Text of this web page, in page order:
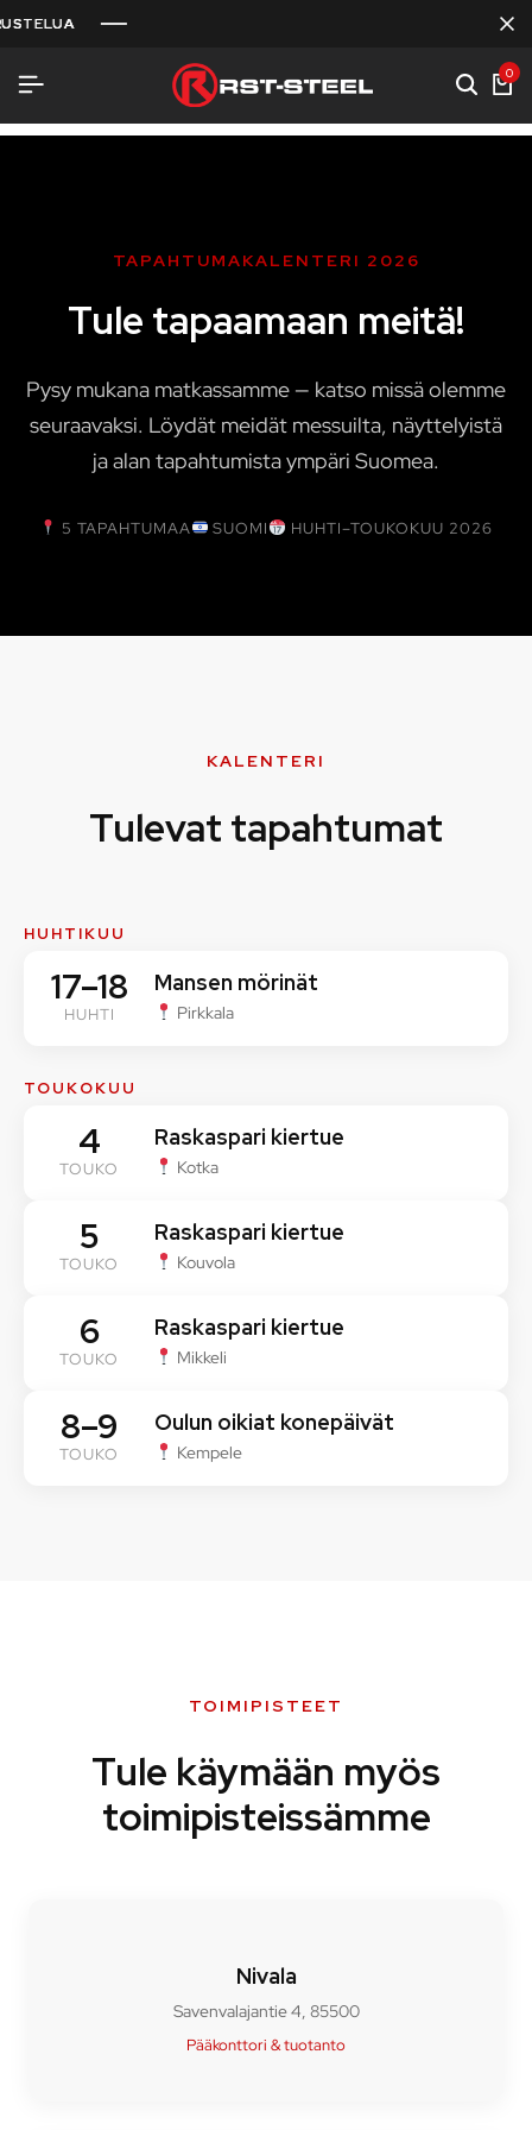
0
TAPAHTUMAKALENTERI 2026
Tule tapaamaan meitä!
Pysy mukana matkassamme — katso missä olemme
seuraavaksi. Löydät meidät messuilta, näyttelyistä
ja alan tapahtumista ympäri Suomea.
5 TAPAHTUMAA SUOMI HUHTI–TOUKOKUU 2026
KALENTERI
Tulevat tapahtumat
HUHTIKUU
17–18
HUHTI
Mansen mörinät
Pirkkala
TOUKOKUU
4
TOUKO
Raskaspari kiertue
Kotka
5
TOUKO
Raskaspari kiertue
Kouvola
6
TOUKO
Raskaspari kiertue
Mikkeli
8–9
TOUKO
Oulun oikiat konepäivät
Kempele
TOIMIPISTEET
Tule käymään myös
toimipisteissämme
Nivala
Savenvalajantie 4, 85500
Pääkonttori & tuotanto